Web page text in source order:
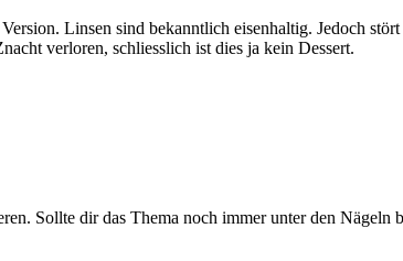
Linsen sind bekanntlich eisenhaltig. Jedoch
verloren, schliesslich ist dies ja kein Dessert.
Sollte dir das Thema noch immer unter den Nägeln